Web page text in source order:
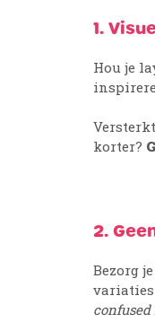
1.
Hou je
korter?
2.
Bezorg